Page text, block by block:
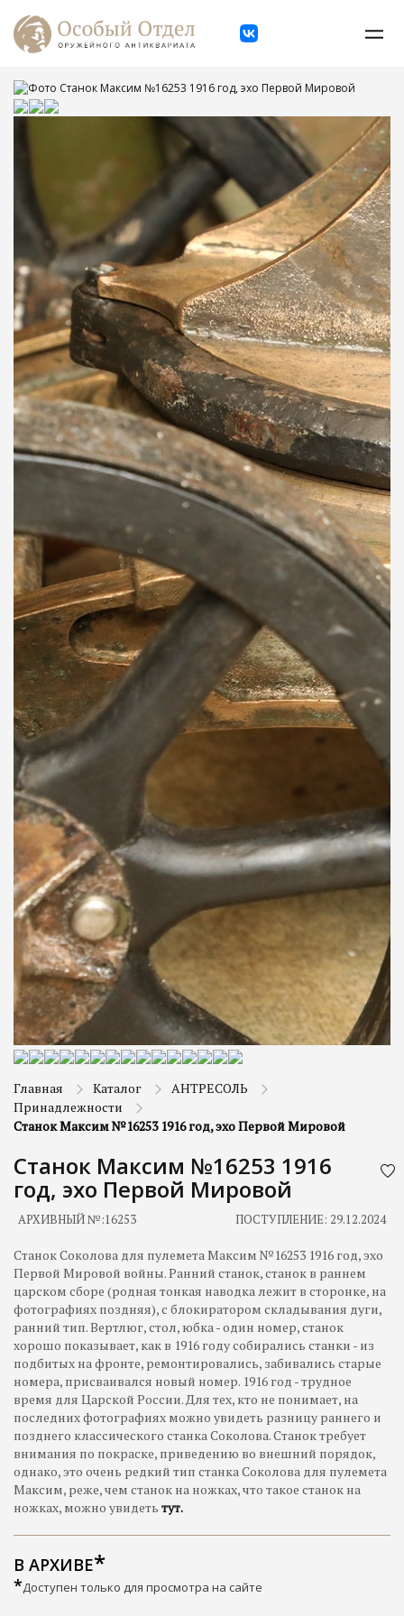
Главная Каталог
АНТРЕСОЛЬ
Принадлежности
Станок Максим №16253 1916 год, эхо Первой Мировой
Станок Максим №16253 1916
год, эхо Первой Мировой
АРХИВНЫЙ №:16253 ПОСТУПЛЕНИЕ: 29.12.2024
Станок Соколова для пулемета Максим №16253 1916 год, эхо
Первой Мировой войны. Ранний станок, станок в раннем
царском сборе (родная тонкая наводка лежит в сторонке, на
фотографиях поздняя), с блокиратором складывания дуги,
ранний тип. Вертлюг, стол, юбка - один номер, станок
хорошо показывает, как в 1916 году собирались станки - из
подбитых на фронте, ремонтировались, забивались старые
номера, присваивался новый номер. 1916 год - трудное
время для Царской России. Для тех, кто не понимает, на
последних фотографиях можно увидеть разницу раннего и
позднего классического станка Соколова. Станок требует
внимания по покраске, приведению во внешний порядок,
однако, это очень редкий тип станка Соколова для пулемета
Максим, реже, чем станок на ножках, что такое станок на
ножках, можно увидеть тут.
В АРХИВЕ
*Доступен только для просмотра на сайте